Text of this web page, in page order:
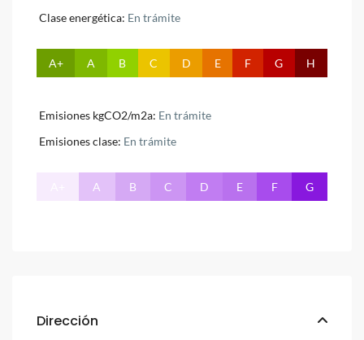
Clase energética: En trámite
A+ A B C D E F G H
Emisiones kgCO2/m2a: En trámite
Emisiones clase: En trámite
A B C D E F G
Dirección